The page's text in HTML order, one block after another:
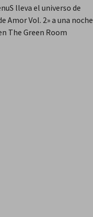
lleva el universo de
Amor Vol. 2» a una noche
The Green Room